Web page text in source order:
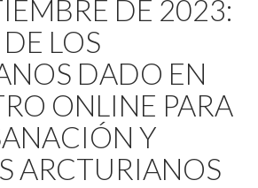
DE 2023:
LOS
DADO EN
ONLINE PARA
Y
ARCTURIANOS